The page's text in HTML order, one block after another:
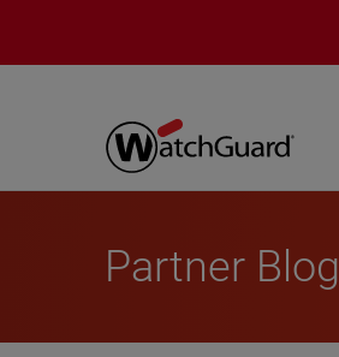
Partner Blog